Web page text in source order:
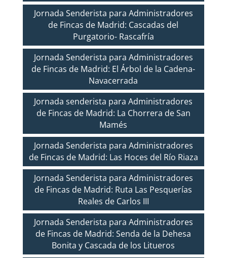
Jornada Senderista para Administradores
de Fincas de Madrid: Cascadas del
Purgatorio- Rascafría
Jornada Senderista para Administradores
de Fincas de Madrid: El Árbol de la Cadena-
Navacerrada
Jornada senderista para Administradores
de Fincas de Madrid: La Chorrera de San
Mamés
Jornada Senderista para Administradores
de Fincas de Madrid: Las Hoces del Río Riaza
Jornada Senderista para Administradores
de Fincas de Madrid: Ruta Las Pesquerías
Reales de Carlos III
Jornada Senderista para Administradores
de Fincas de Madrid: Senda de la Dehesa
Bonita y Cascada de los Litueros